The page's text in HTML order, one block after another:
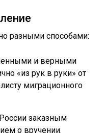
разными способами:
и верными
«из рук в руки» от
миграционного
заказным
о вручении.